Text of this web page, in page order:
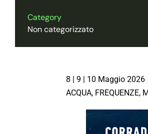
Category
Non categorizzato
8 | 9 | 10 Maggio 2026
ACQUA, FREQUENZE,